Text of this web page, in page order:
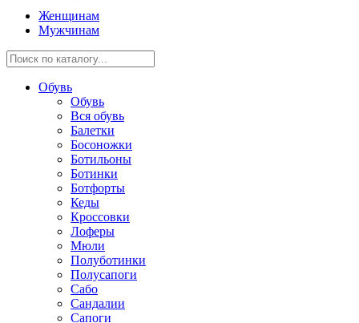
Женщинам
Мужчинам
Обувь
Обувь
Вся обувь
Балетки
Босоножки
Ботильоны
Ботинки
Ботфорты
Кеды
Кроссовки
Лоферы
Мюли
Полуботинки
Полусапоги
Сабо
Сандалии
Сапоги